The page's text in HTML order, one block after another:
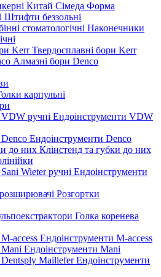
Китай Сімеда Форма
Штифти беззольні
Наконечники
Твердосплавні бори Kerr
Алмазні бори Denco
карпульні
Ендоінструменти VDW
Ендоінструменти Denco
Клінстенд та губки до них
Ендоінструменти
Розгортки
Голка коренева
Ендоінструменти M-access
Ендоінструменти Mani
Ендоінструменти